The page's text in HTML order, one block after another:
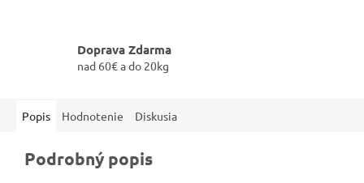
Doprava Zdarma
nad 60€ a do 20kg
Popis Hodnotenie Diskusia
Podrobný popis